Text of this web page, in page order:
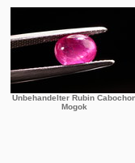
Unbehandelter Rubin
Mogok